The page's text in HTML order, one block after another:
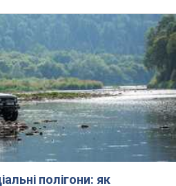
полігони: як
за кордоном
із країн Європи
аномальної
злива:
на річки.